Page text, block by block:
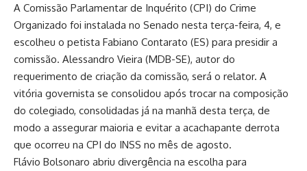
A Comissão Parlamentar de Inquérito (CPI) do Crime
Organizado foi instalada no Senado nesta terça-feira, 4, e
escolheu o petista Fabiano Contarato (ES) para presidir a
comissão. Alessandro Vieira (MDB-SE), autor do
requerimento de criação da comissão, será o relator. A
vitória governista se consolidou após trocar na composição
do colegiado, consolidadas já na manhã desta terça, de
modo a assegurar maioria e evitar a acachapante derrota
que ocorreu na CPI do INSS no mês de agosto.
Flávio Bolsonaro abriu divergência na escolha para